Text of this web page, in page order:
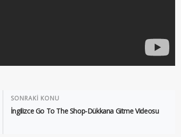
SONRAKİ KONU
İngilizce Go To The Shop-Dükkana Gitme Videosu